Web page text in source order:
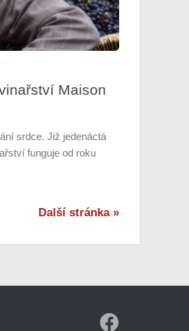
Maison
srdce. Již jedenáctá
funguje od roku
Další stránka »